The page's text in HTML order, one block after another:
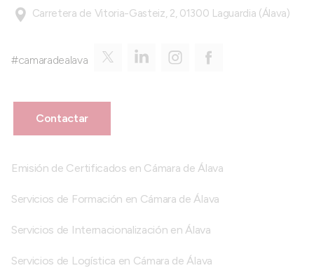
Carretera de Vitoria-Gasteiz, 2, 01300 Laguardia (Álava)
#camaradealava
Contactar
Emisión de Certificados en Cámara de Álava
Servicios de Formación en Cámara de Álava
Servicios de Internacionalización en Álava
Servicios de Logística en Cámara de Álava